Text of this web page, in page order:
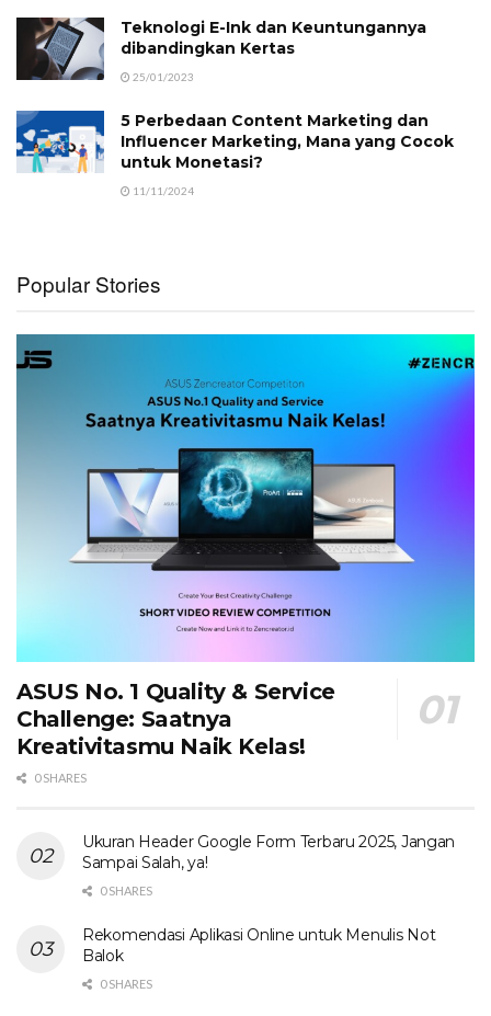
Teknologi E-Ink dan Keuntungannya
dibandingkan Kertas
25/01/2023
5 Perbedaan Content Marketing dan
Influencer Marketing, Mana yang Cocok
untuk Monetasi?
11/11/2024
Popular Stories
ASUS No. 1 Quality & Service
Challenge: Saatnya
Kreativitasmu Naik Kelas!
0 SHARES
Ukuran Header Google Form Terbaru 2025, Jangan
Sampai Salah, ya!
0 SHARES
Rekomendasi Aplikasi Online untuk Menulis Not
Balok
0 SHARES